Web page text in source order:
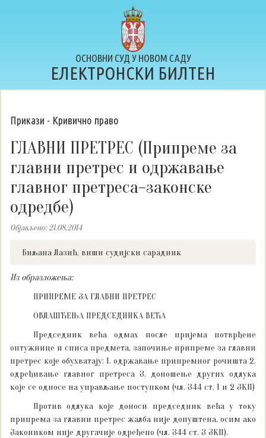
ОСНОВНИ СУД У НОВОМ САДУ
ЕЛЕКТРОНСКИ БИЛТЕН
Прикази - Кривично право
ГЛАВНИ ПРЕТРЕС (Припреме за
главни претрес и одржавање
главног претреса–законске
одредбе)
Објављено: 21.08.2014
Биљана Лазић, виши судијски сарадник
Из образложења:
ПРИПРЕМЕ ЗА ГЛАВНИ ПРЕТРЕС
ОВЛАШЋЕЊА ПРЕДСЕДНИКА ВЕЋА
Председник већа одмах после пријема потврђене
оптужнице и списа предмета, започиње припреме за главни
претрес које обухватају: 1. одржавање припремног рочишта 2.
одређивање главног претреса 3. доношење других одлука
које се односе на управљање поступком (чл. 344 ст. 1 и 2 ЗКП)
Против одлука које доноси председник већа у току
припрема за главни претрес жалба није допуштена, осим ако
Закоником није другачије одређено (чл. 344 ст. 3 ЗКП).